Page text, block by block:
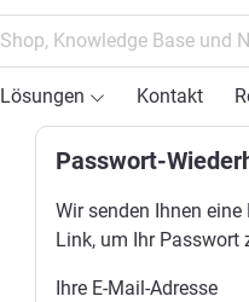
Lösungen Kontakt
Passwort-
Wir senden Ihnen
Link, um Ihr Passwort
Ihre E-Mail-Adresse